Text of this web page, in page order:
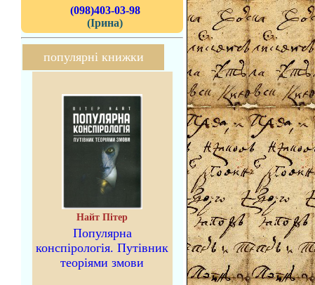
(098)403-03-98
(Ірина)
популярні книжки
Найт Пітер
Популярна
конспірологія. Путівник
теоріями змови